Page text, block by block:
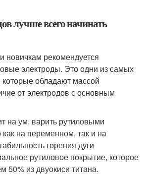
лучше всего начинать
новичкам рекомендуется
электроды. Это одни из самых
обладают массой
от электродов с основным
на ум, варить рутиловыми
на переменном, так и на
горения дуги
рутиловое покрытие, которое
50% из двуокиси титана.